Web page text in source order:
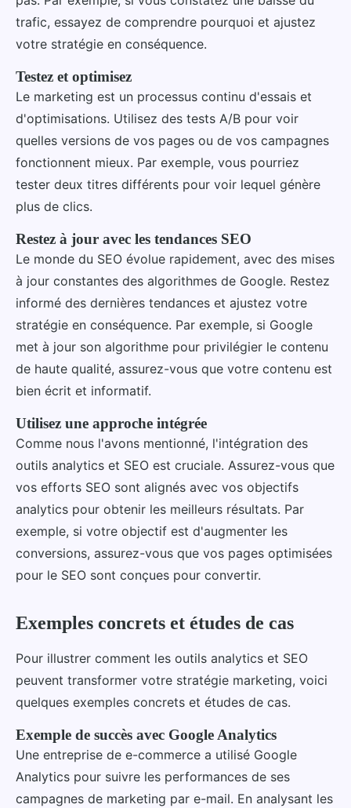
trafic, essayez de comprendre pourquoi et ajustez
votre stratégie en conséquence.
Testez et optimisez
Le marketing est un processus continu d'essais et
d'optimisations. Utilisez des tests A/B pour voir
quelles versions de vos pages ou de vos campagnes
fonctionnent mieux. Par exemple, vous pourriez
tester deux titres différents pour voir lequel génère
plus de clics.
Restez à jour avec les tendances SEO
Le monde du SEO évolue rapidement, avec des mises
à jour constantes des algorithmes de Google. Restez
informé des dernières tendances et ajustez votre
stratégie en conséquence. Par exemple, si Google
met à jour son algorithme pour privilégier le contenu
de haute qualité, assurez-vous que votre contenu est
bien écrit et informatif.
Utilisez une approche intégrée
Comme nous l'avons mentionné, l'intégration des
outils analytics et SEO est cruciale. Assurez-vous que
vos efforts SEO sont alignés avec vos objectifs
analytics pour obtenir les meilleurs résultats. Par
exemple, si votre objectif est d'augmenter les
conversions, assurez-vous que vos pages optimisées
pour le SEO sont conçues pour convertir.
Exemples concrets et études de cas
Pour illustrer comment les outils analytics et SEO
peuvent transformer votre stratégie marketing, voici
quelques exemples concrets et études de cas.
Exemple de succès avec Google Analytics
Une entreprise de e-commerce a utilisé Google
Analytics pour suivre les performances de ses
campagnes de marketing par e-mail. En analysant les